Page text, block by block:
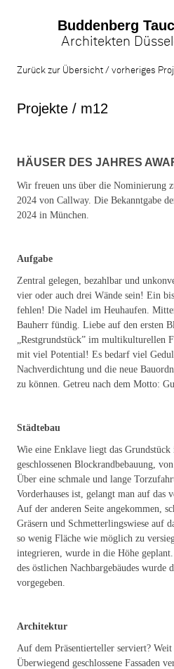
Inhalt
springen
Buddenberg
Architekten
Artikel-
Zurück zur Übersicht vorheriges
Projekte / m12
HÄUSER DES JAHRES
Wir freuen uns über die Nominierung
2024 von Callway. Die Bekanntgabe
2024 in München.
Aufgabe
Zentral gelegen, bezahlbar und
vier oder auch drei Wände sein! Ein
fehlen! Die Nadel im Heuhaufen.
Bauherr fündig. Liebe auf den ersten
„Restgrundstück” im multikulturellen
mit viel Potential! Es bedarf viel
Nachverdichtung und die neue
zu können. Getreu nach dem Motto:
Städtebau
Wie eine Enklave liegt das
geschlossenen Blockrandbebauung,
Über eine schmale und lange
Vorderhauses ist, gelangt man auf das
Auf der anderen Seite angekommen,
Gräsern und Schmetterlingswiese auf
so wenig Fläche wie möglich zu
integrieren, wurde in die Höhe
des östlichen Nachbargebäudes wurde
vorgegeben.
Architektur
Auf dem Präsentierteller serviert?
Überwiegend geschlossene Fassaden